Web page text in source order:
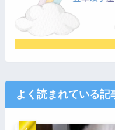
よく読まれている記